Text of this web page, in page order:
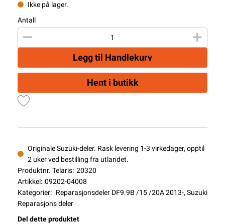
Ikke på lager.
Antall
Legg til Handlekurv
Hent i butikk
Originale Suzuki-deler. Rask levering 1-3 virkedager, opptil
2 uker ved bestilling fra utlandet.
Produktnr. Telaris: 20320
Artikkel: 09202-04008
Kategorier: Reparasjonsdeler DF9.9B /15 /20A 2013-, Suzuki
Reparasjons deler
Del dette produktet